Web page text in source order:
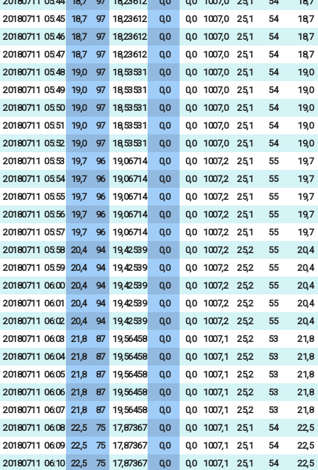
20180711 05:45 18,7 97 18,23612 0,0 0,0 1007,0 25,1 54
18,7
20180711 05:46 18,7 97 18,23612 0,0 0,0 1007,0 25,1 54
18,7
20180711 05:47 18,7 97 18,23612 0,0 0,0 1007,0 25,1 54
18,7
20180711 05:48 19,0 97 18,53531 0,0 0,0 1007,0 25,1 54
19,0
20180711 05:49 19,0 97 18,53531 0,0 0,0 1007,0 25,1 54
19,0
20180711 05:50 19,0 97 18,53531 0,0 0,0 1007,0 25,1 54
19,0
20180711 05:51 19,0 97 18,53531 0,0 0,0 1007,0 25,1 54
19,0
20180711 05:52 19,0 97 18,53531 0,0 0,0 1007,0 25,1 54
19,0
20180711 05:53 19,7 96 19,06714 0,0 0,0 1007,2 25,1 55
19,7
20180711 05:54 19,7 96 19,06714 0,0 0,0 1007,2 25,1 55
19,7
20180711 05:55 19,7 96 19,06714 0,0 0,0 1007,2 25,1 55
19,7
20180711 05:56 19,7 96 19,06714 0,0 0,0 1007,2 25,1 55
19,7
20180711 05:57 19,7 96 19,06714 0,0 0,0 1007,2 25,1 55
19,7
20180711 05:58 20,4 94 19,42539 0,0 0,0 1007,2 25,2 55
20,4
20180711 05:59 20,4 94 19,42539 0,0 0,0 1007,2 25,2 55
20,4
20180711 06:00 20,4 94 19,42539 0,0 0,0 1007,2 25,2 55
20,4
20180711 06:01 20,4 94 19,42539 0,0 0,0 1007,2 25,2 55
20,4
20180711 06:02 20,4 94 19,42539 0,0 0,0 1007,2 25,2 55
20,4
20180711 06:03 21,8 87 19,56458 0,0 0,0 1007,1 25,2 53
21,8
20180711 06:04 21,8 87 19,56458 0,0 0,0 1007,1 25,2 53
21,8
20180711 06:05 21,8 87 19,56458 0,0 0,0 1007,1 25,2 53
21,8
20180711 06:06 21,8 87 19,56458 0,0 0,0 1007,1 25,2 53
21,8
20180711 06:07 21,8 87 19,56458 0,0 0,0 1007,1 25,2 53
21,8
20180711 06:08 22,5 75 17,87367 0,0 0,0 1007,1 25,1 54
22,5
20180711 06:09 22,5 75 17,87367 0,0 0,0 1007,1 25,1 54
22,5
20180711 06:10 22,5 75 17,87367 0,0 0,0 1007,1 25,1 54
22,5